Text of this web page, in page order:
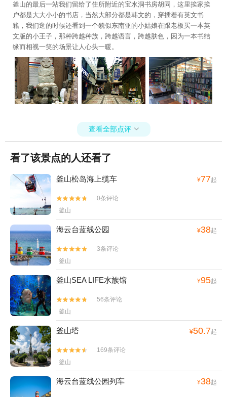
釜山的最后一站我们留给了住所附近的宝水洞书房胡同，这里挨家挨
户都是大大小小的书店，当然大部分都是韩文的，穿插着有英文书
籍，我们逛的时候还看到一个貌似东南亚的小姑娘在跟老板买一本英
文版的小王子，那种跨越种族，跨越语言，跨越肤色，因为一本书结
缘而相视一笑的场景让人心头一暖。
查看全部点评 
看了该景点的人还看了
釜山松岛海上缆车 ¥77起


0条评论
釜山
海云台蓝线公园 ¥38起


3条评论
釜山
釜山SEA LIFE水族馆 ¥95起


56条评论
釜山
釜山塔 ¥50.7起


169条评论
釜山
海云台蓝线公园列车 ¥38起